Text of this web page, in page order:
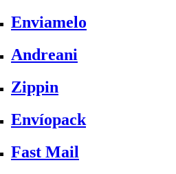
Enviamelo
Andreani
Zippin
Envíopack
Fast Mail